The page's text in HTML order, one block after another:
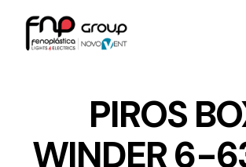
Noticias
PIROS
WINDER 6-